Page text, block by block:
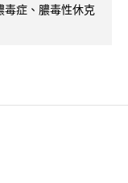
毒症、膿毒性休克